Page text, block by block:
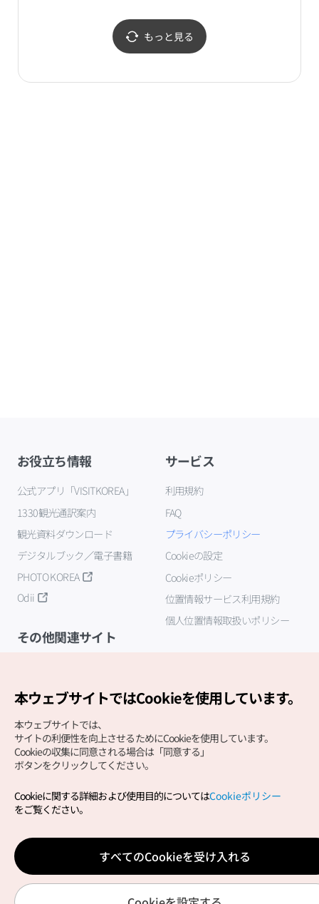
もっと見る
お役立ち情報
公式アプリ「VISITKOREA」
1330観光通訳案内
観光資料ダウンロード
デジタルブック／電子書籍
PHOTO KOREA
Odii
サービス
利用規約
FAQ
プライバシーポリシー
Cookieの設定
Cookieポリシー
位置情報サービス利用規約
個人位置情報取扱いポリシー
その他関連サイト
Copyright (c) Korea Tourism Organization All Rights
サイトエラー報告公式メール
japanese@knto.or.kr
本ウェブサイトではCookieを使用しています。
本ウェブサイトでは、
サイトの利便性を向上させるためにCookieを使用しています。
Cookieの収集に同意される場合は「同意する」
ボタンをクリックしてください。
Cookieに関する詳細および使用目的についてはCookieポリシー
をご覧ください。
すべてのCookieを受け入れる